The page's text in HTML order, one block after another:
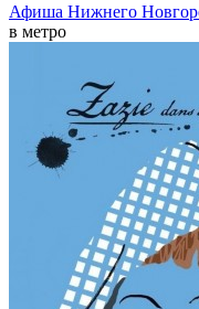
Афиша Нижнего
в метро